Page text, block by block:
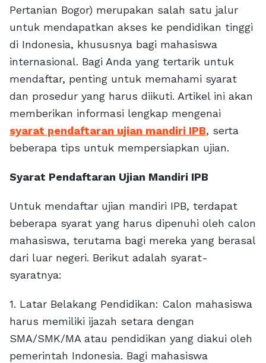
Pertanian Bogor) merupakan salah satu jalur
untuk mendapatkan akses ke pendidikan tinggi
di Indonesia, khususnya bagi mahasiswa
internasional. Bagi Anda yang tertarik untuk
mendaftar, penting untuk memahami syarat
dan prosedur yang harus diikuti. Artikel ini akan
memberikan informasi lengkap mengenai
syarat pendaftaran ujian mandiri IPB, serta
beberapa tips untuk mempersiapkan ujian.
Syarat Pendaftaran Ujian Mandiri IPB
Untuk mendaftar ujian mandiri IPB, terdapat
beberapa syarat yang harus dipenuhi oleh calon
mahasiswa, terutama bagi mereka yang berasal
dari luar negeri. Berikut adalah syarat-
syaratnya:
1. Latar Belakang Pendidikan: Calon mahasiswa
harus memiliki ijazah setara dengan
SMA/SMK/MA atau pendidikan yang diakui oleh
pemerintah Indonesia. Bagi mahasiswa